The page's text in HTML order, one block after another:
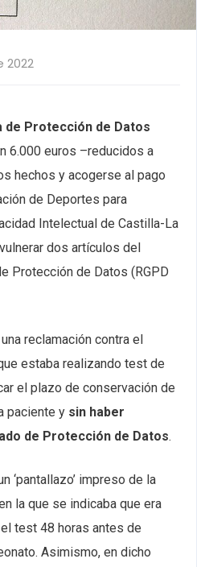
2022
de Protección de Datos
6.000 euros –reducidos a
hechos y acogerse al pago
de Deportes para
Intelectual de Castilla-La
dos artículos del
Protección de Datos (RGPD
reclamación contra el
estaba realizando test de
el plazo de conservación de
paciente y sin haber
de Protección de Datos.
‘pantallazo’ impreso de la
la que se indicaba que era
test 48 horas antes de
Asimismo, en dicho